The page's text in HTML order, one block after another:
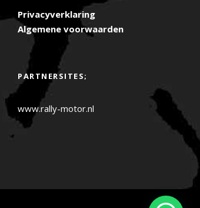
Privacyverklaring
Algemene voorwaarden
PARTNERSITES;
www.rally-motor.nl